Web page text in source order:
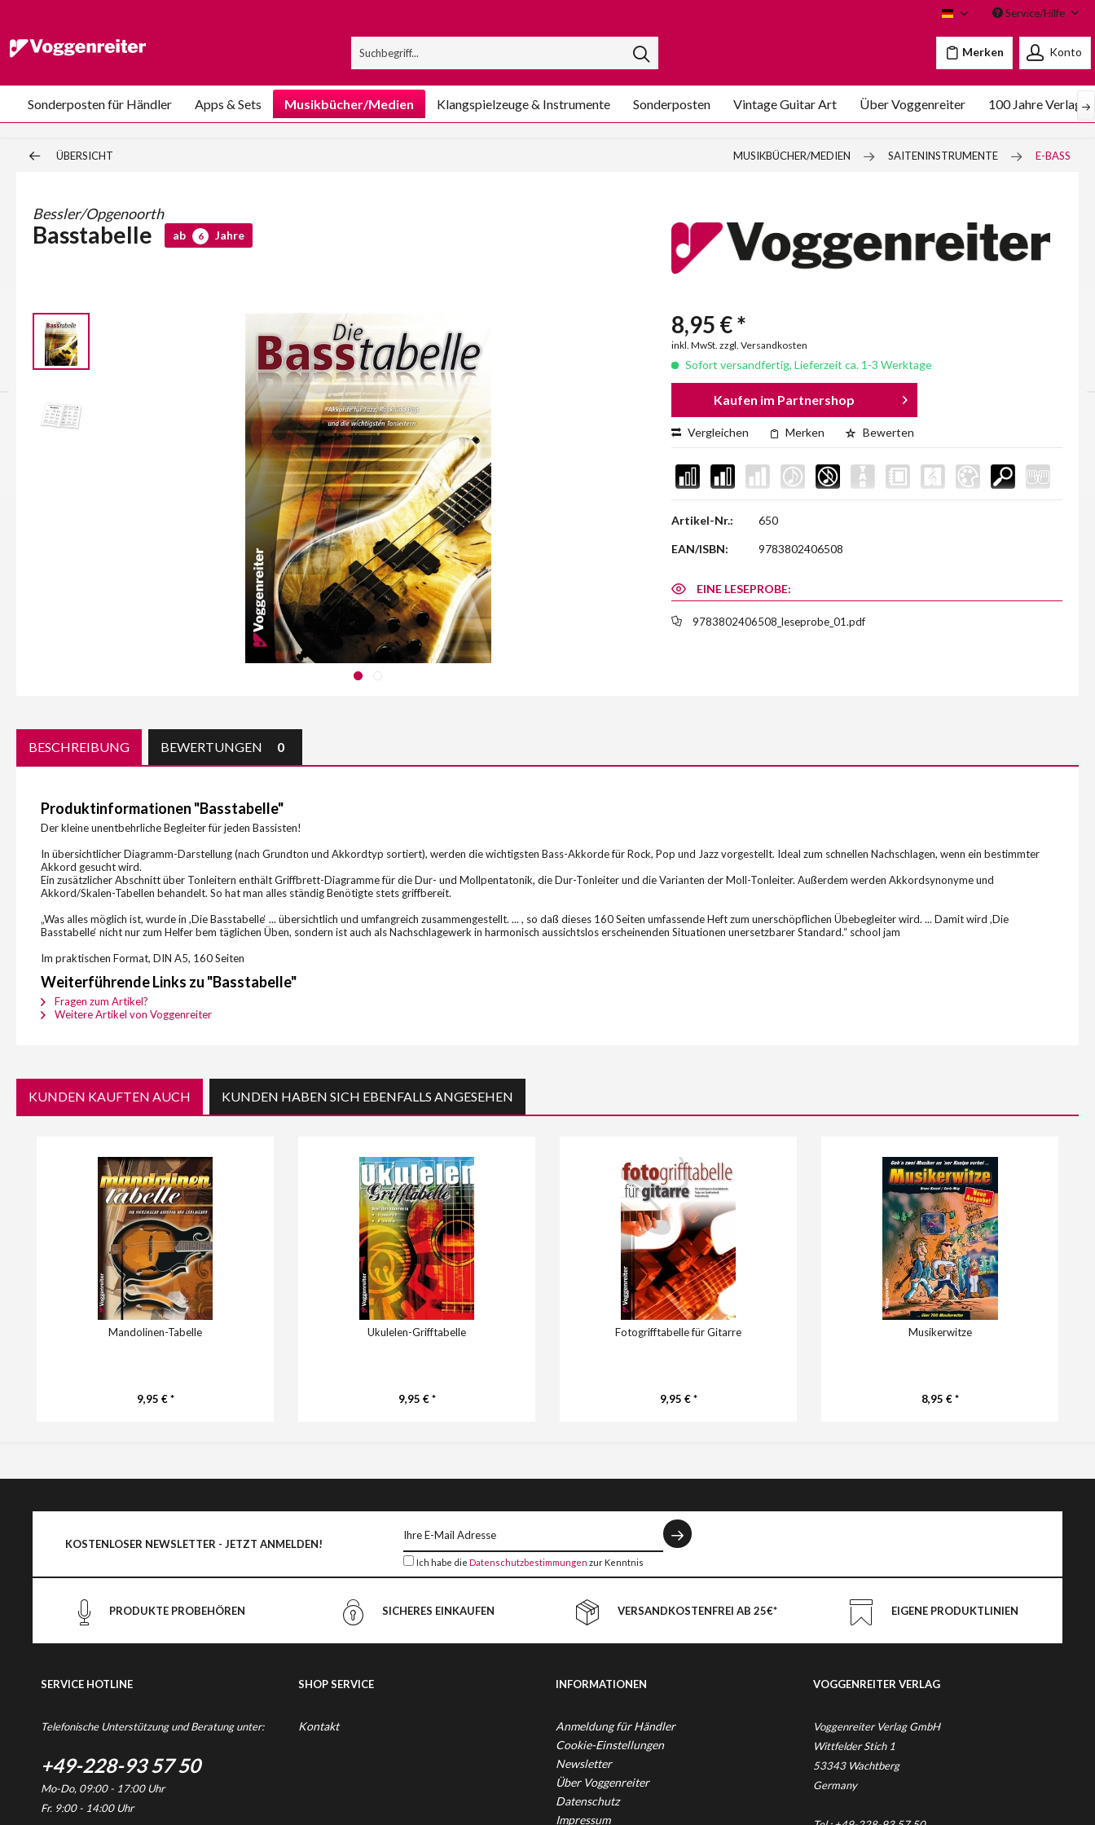
VoggenreiterService/Hilfe
Merken Konto
Sonderposten für Händler Apps & Sets Musikbücher/Medien Klangspielzeuge & Instrumente Sonderposten Vintage Guitar Art Über Voggenreiter 100 Jahre
ÜBERSICHT MUSIKBÜCHER/MEDIEN SAITENINSTRUMENTE E-BASS
Bessler/Opgenoorth
Basstabelle ab 6 Jahre
8,95 € *
inkl. MwSt. zzgl. Versandkosten
Sofort versandfertig, Lieferzeit ca. 1-3 Werktage
Kaufen im Partnershop
Vergleichen Merken Bewerten
Artikel-Nr.: 650
EAN/ISBN: 9783802406508
EINE LESEPROBE:
9783802406508_leseprobe_01.pdf
BESCHREIBUNG BEWERTUNGEN 0
Produktinformationen "Basstabelle"
Der kleine unentbehrliche Begleiter für jeden Bassisten!
In übersichtlicher Diagramm-Darstellung (nach Grundton und Akkordtyp sortiert), werden die wichtigsten Bass-Akkorde für Rock, Pop und Jazz vorgestellt. Ideal zum schnellen Nachschlagen, wenn ein bestimmter
Akkord gesucht wird.
Ein zusätzlicher Abschnitt über Tonleitern enthält Griffbrett-Diagramme für die Dur- und Mollpentatonik, die Dur-Tonleiter und die Varianten der Moll-Tonleiter. Außerdem werden Akkordsynonyme und
Akkord/Skalen-Tabellen behandelt. So hat man alles ständig Benötigte stets griffbereit.
„Was alles möglich ist, wurde in ,Die Basstabelle‘ ... übersichtlich und umfangreich zusammengestellt. ... , so daß dieses 160 Seiten umfassende Heft zum unerschöpflichen Übebegleiter wird. ... Damit wird ,Die
Basstabelle‘ nicht nur zum Helfer bem täglichen Üben, sondern ist auch als Nachschlagewerk in harmonisch aussichtslos erscheinenden Situationen unersetzbarer Standard.“ school jam
Im praktischen Format, DIN A5, 160 Seiten
Weiterführende Links zu "Basstabelle"
Fragen zum Artikel?
Weitere Artikel von Voggenreiter
KUNDEN KAUFTEN AUCH KUNDEN HABEN SICH EBENFALLS ANGESEHEN
Mandolinen-Tabelle
9,95 € *
Ukulelen-Grifftabelle
9,95 € *
Fotogrifftabelle für Gitarre
9,95 € *
Musikerwitze
8,95 € *
KOSTENLOSER NEWSLETTER - JETZT ANMELDEN!
Ich habe die Datenschutzbestimmungen zur Kenntnis
PRODUKTE PROBEHÖREN SICHERES EINKAUFEN VERSANDKOSTENFREI AB 25€* EIGENE PRODUKTLINIEN
SERVICE HOTLINE
Telefonische Unterstützung und Beratung unter:
+49-228-93 57 50
Mo-Do, 09:00 - 17:00 Uhr
Fr. 9:00 - 14:00 Uhr
SHOP SERVICE
Kontakt
INFORMATIONEN
Anmeldung für Händler
Cookie-Einstellungen
Newsletter
Über Voggenreiter
Datenschutz
Impressum
VOGGENREITER VERLAG
Voggenreiter Verlag GmbH
Wittfelder Stich 1
53343 Wachtberg
Germany